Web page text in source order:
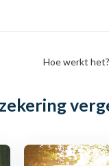
Hoe werkt het?